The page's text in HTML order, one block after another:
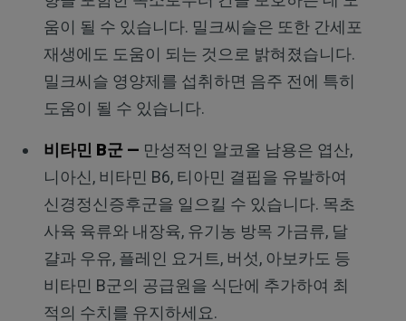
움이 될 수 있습니다. 밀크씨슬은 또한 간세포
재생에도 도움이 되는 것으로 밝혀졌습니다.
밀크씨슬 영양제를 섭취하면 음주 전에 특히
도움이 될 수 있습니다.
비타민 B군 — 만성적인 알코올 남용은 엽산,
니아신, 비타민 B6, 티아민 결핍을 유발하여
신경정신증후군을 일으킬 수 있습니다. 목초
사육 육류와 내장육, 유기농 방목 가금류, 달
걀과 우유, 플레인 요거트, 버섯, 아보카도 등
비타민 B군의 공급원을 식단에 추가하여 최
적의 수치를 유지하세요.